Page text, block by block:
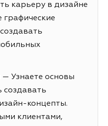
карьеру в дизайне
Узнаете основы
создавать
концепты.
клиентами,